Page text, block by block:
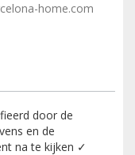
home.com
door de
en de
na te kijken ✓